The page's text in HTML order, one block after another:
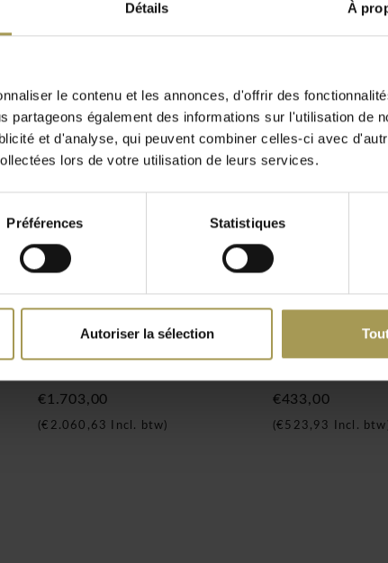
Détails À
le contenu et les annonces, d'offrir des
partageons également des informations sur l'utilisation de
et d'analyse, qui peuvent combiner celles-ci avec
lors de votre utilisation de leurs services.
Préférences Statistiques
Autoriser la sélection
le présentoir
€1.703,00
(€2.060,63 Incl. btw)
€433,00
(€523,93 Incl.